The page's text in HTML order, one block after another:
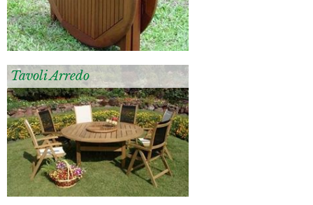
Tavoli Arredo